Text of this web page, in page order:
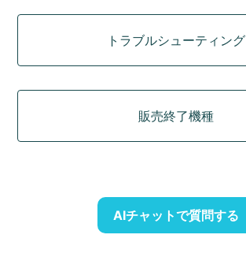
トラブルシューティング
販売終了機種
AIチャットで質問する